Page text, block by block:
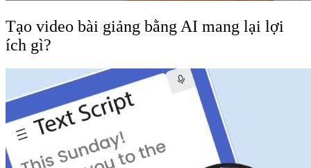
Tạo video bài giảng bằng AI mang lại lợi
ích gì?